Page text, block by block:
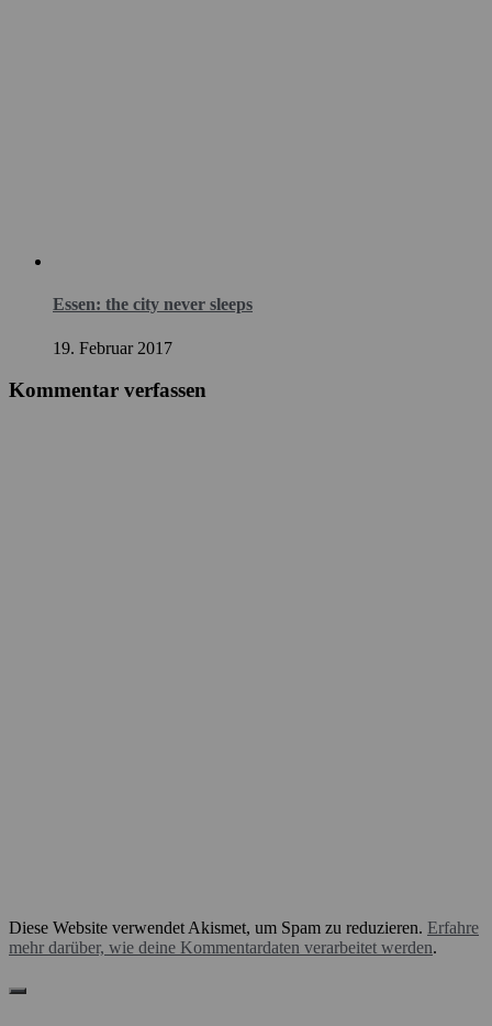
Essen: the city never sleeps
19. Februar 2017
Kommentar verfassen
Diese Website verwendet Akismet, um Spam zu reduzieren. Erfahre
mehr darüber, wie deine Kommentardaten verarbeitet werden.